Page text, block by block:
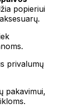
popieriui
privalumų
pakavimui,